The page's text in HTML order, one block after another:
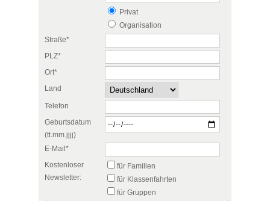
Privat
Organisation
Straße*
PLZ*
Ort*
Land
Telefon
Geburtsdatum
(tt.mm.jjjj)
E-Mail*
Kostenloser
Newsletter:
für Familien
für Klassenfahrten
für Gruppen